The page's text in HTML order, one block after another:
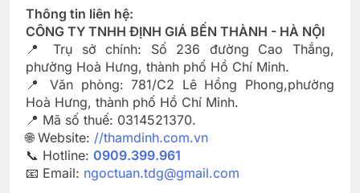
Thông tin liên hệ:
CÔNG TY TNHH ĐỊNH GIÁ BẾN THÀNH - HÀ NỘI
📍 Trụ sở chính: Số 236 đường Cao Thắng,
phường Hoà Hưng, thành phố Hồ Chí Minh.
📍 Văn phòng: 781/C2 Lê Hồng Phong,phường
Hoà Hưng, thành phố Hồ Chí Minh.
📍 Mã số thuế: 0314521370.
🌐 Website: //thamdinh.com.vn
📞 Hotline: 0909.399.961
📧 Email: ngoctuan.tdg@gmail.com